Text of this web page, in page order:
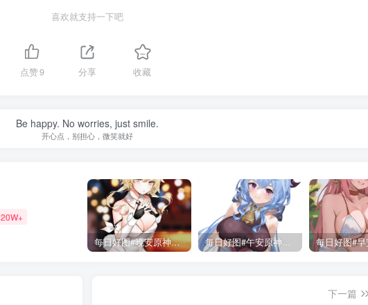
喜欢就支持一下吧
点赞9 分享 收藏
Be happy. No worries, just smile.
开心点，别担心，微笑就好
20W+
每日好图#晚安原神【221015】 每日好图#午安原神【221014】
下一篇